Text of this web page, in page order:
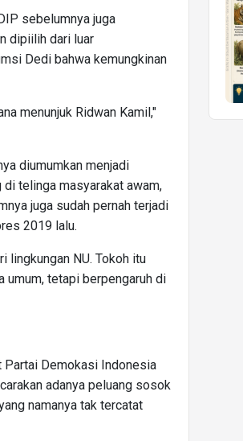
sebelumnya juga
dipiilih dari luar
Dedi bahwa kemungkinan
menunjuk Ridwan Kamil,"
diumumkan menjadi
di telinga masyarakat awam,
juga sudah pernah terjadi
2019 lalu.
lingkungan NU. Tokoh itu
umum, tetapi berpengaruh di
Partai Demokasi Indonesia
adanya peluang sosok
namanya tak tercatat